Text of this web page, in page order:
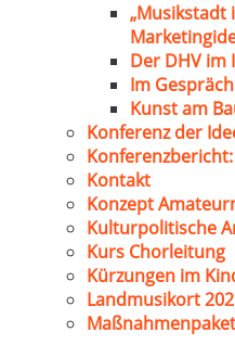
„Musikstadt
Der DHV im
Im
Kunst am
Konferenz der
Kontakt
Konzept
Kulturpolitische
Kurs Chorleitung
Kürzungen im
Landmusikort